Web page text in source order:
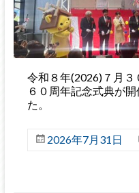
令和８年(2026)７月
６０周年記念式典が
た。
2026年7月31日